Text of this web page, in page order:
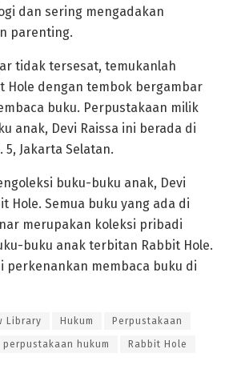
dan sering mengadakan
parenting.
tidak tersesat, temukanlah
Hole dengan tembok bergambar
buku. Perpustakaan milik
anak, Devi Raissa ini berada di
5, Jakarta Selatan.
buku-buku anak, Devi
Hole. Semua buku yang ada di
merupakan koleksi pribadi
buku anak terbitan Rabbit Hole.
perkenankan membaca buku di
Library Hukum Perpustakaan
perpustakaan hukum Rabbit Hole